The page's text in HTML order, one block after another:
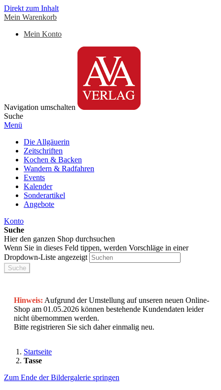
Direkt zum Inhalt
Mein Warenkorb
Mein Konto
Navigation umschalten
Suche
Menü
Die Allgäuerin
Zeitschriften
Kochen & Backen
Wandern & Radfahren
Events
Kalender
Sonderartikel
Angebote
Konto
Suche
Hier den ganzen Shop durchsuchen
Wenn Sie in dieses Feld tippen, werden Vorschläge in einer
Dropdown-Liste angezeigt
Suche
Hinweis: Aufgrund der Umstellung auf unseren neuen Online-
Shop am 01.05.2026 können bestehende Kundendaten leider
nicht übernommen werden.
Bitte registrieren Sie sich daher einmalig neu.
Startseite
Tasse
Zum Ende der Bildergalerie springen